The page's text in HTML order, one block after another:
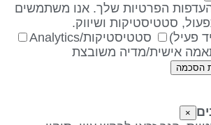
הפרטיות שלך. אנו משתמשים
סטטיסטיקות ושיווק.
פעיל)
סטטיסטיקות/Analytics
אישית/מדיה משובצת